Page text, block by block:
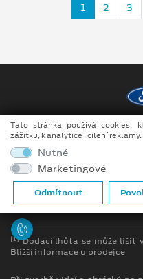
1 2 3
Copyright
Prohlášení o
[1]Dodací lhůta se může lišit
Bližší informace u prodejce
Tato stránka používá cookies,
zážitku, k analytice i cílení reklamy.
Nutné
Marketingové
Odmítnout